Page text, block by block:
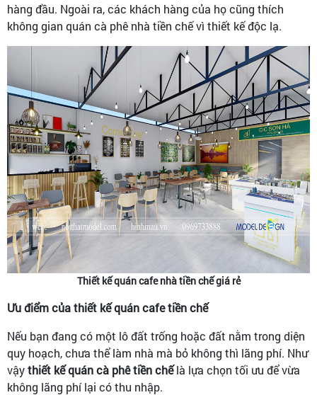
hàng đầu. Ngoài ra, các khách hàng của họ cũng thích
không gian quán cà phê nhà tiền chế vì thiết kế độc lạ.
Thiết kế quán cafe nhà tiền chế giá rẻ
Ưu điểm của thiết kế quán cafe tiền chế
Nếu bạn đang có một lô đất trống hoặc đất nằm trong diện
quy hoạch, chưa thể làm nhà mà bỏ không thì lãng phí. Như
vậythiết kế quán cà phê tiền chếlà lựa chọn tối ưu để vừa
không lãng phí lại có thu nhập.